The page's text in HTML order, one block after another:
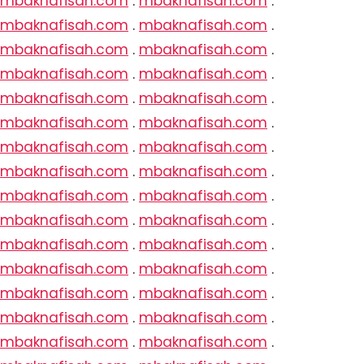
mbaknafisah.com . mbaknafisah.com .
mbaknafisah.com . mbaknafisah.com .
mbaknafisah.com . mbaknafisah.com .
mbaknafisah.com . mbaknafisah.com .
mbaknafisah.com . mbaknafisah.com .
mbaknafisah.com . mbaknafisah.com .
mbaknafisah.com . mbaknafisah.com .
mbaknafisah.com . mbaknafisah.com .
mbaknafisah.com . mbaknafisah.com .
mbaknafisah.com . mbaknafisah.com .
mbaknafisah.com . mbaknafisah.com .
mbaknafisah.com . mbaknafisah.com .
mbaknafisah.com . mbaknafisah.com .
mbaknafisah.com . mbaknafisah.com .